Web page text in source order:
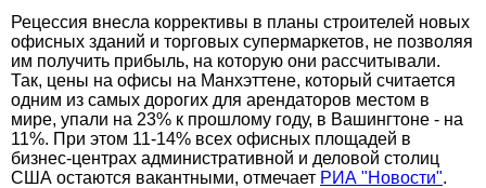
Рецессия внесла коррективы в планы строителей новых
офисных зданий и торговых супермаркетов, не позволяя
им получить прибыль, на которую они рассчитывали.
Так, цены на офисы на Манхэттене, который считается
одним из самых дорогих для арендаторов местом в
мире, упали на 23% к прошлому году, в Вашингтоне - на
11%. При этом 11-14% всех офисных площадей в
бизнес-центрах административной и деловой столиц
США остаются вакантными, отмечает РИА "Новости".